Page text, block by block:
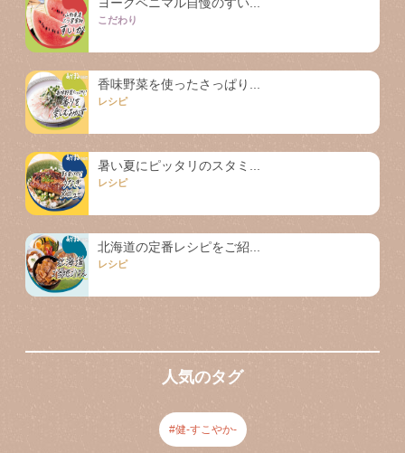
こだわり
香味野菜を使ったさっぱり...
レシピ
暑い夏にピッタリのスタミ...
レシピ
北海道の定番レシピをご紹...
レシピ
人気のタグ
健-すこやか-